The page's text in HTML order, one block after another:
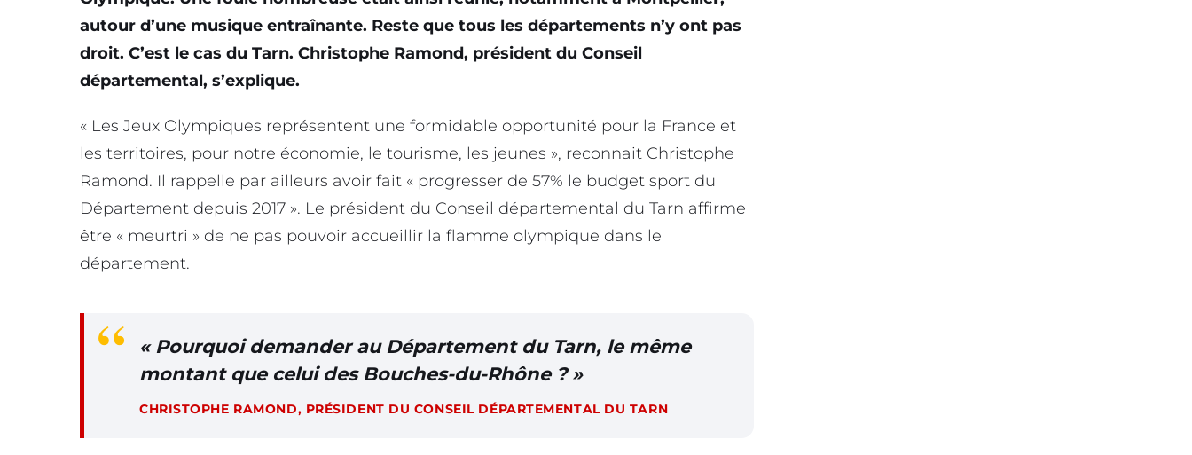
autour d’une musique entraînante. Reste que tous les départements n’y ont pas
droit. C’est le cas du Tarn. Christophe Ramond, président du Conseil
départemental, s’explique.
« Les Jeux Olympiques représentent une formidable opportunité pour la France et
les territoires, pour notre économie, le tourisme, les jeunes », reconnait Christophe
Ramond. Il rappelle par ailleurs avoir fait « progresser de 57% le budget sport du
Département depuis 2017 ». Le président du Conseil départemental du Tarn affirme
être « meurtri » de ne pas pouvoir accueillir la flamme olympique dans le
département.
« Pourquoi demander au Département du Tarn, le même
montant que celui des Bouches-du-Rhône ? »
CHRISTOPHE RAMOND, PRÉSIDENT DU CONSEIL DÉPARTEMENTAL DU TARN